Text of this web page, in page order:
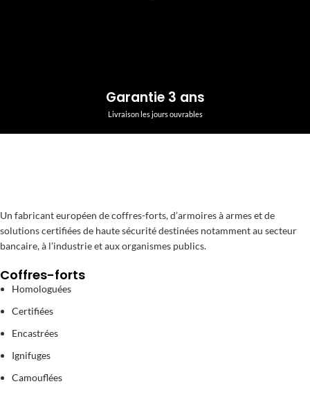
Garantie 3 ans
Livraison les jours ouvrables
Un fabricant européen de coffres-forts, d’armoires à armes et de
solutions certifiées de haute sécurité destinées notamment au secteur
bancaire, à l’industrie et aux organismes publics.
Coffres-forts
Homologuées
Certifiées
Encastrées
Ignifuges
Camouflées